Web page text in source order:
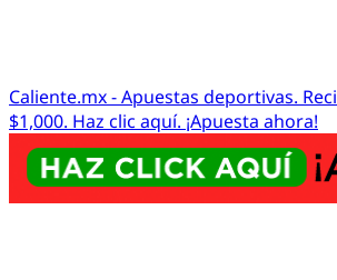
Caliente.mx - Apuestas deportivas.
$1,000. Haz clic aquí. ¡Apuesta ahora!